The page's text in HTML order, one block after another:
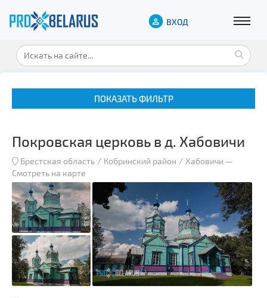
ВХОД
ПОКАЗАТЬ ФИЛЬТР
Музеи
Замки и дворцы
Военная история
Гражданская архитектура
Спортивные сооружения
Покровская церковь в д. Хабовичи
Брестская область Кобринский район Хабовичи —
Смотреть на карте